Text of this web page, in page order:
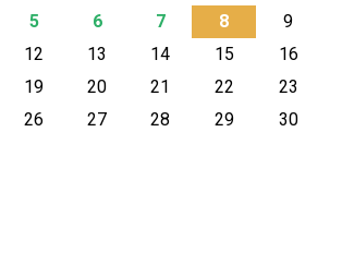
5 6 7 8
9
12 13 14 15
16
19 20 21 22
23
26 27 28 29
30